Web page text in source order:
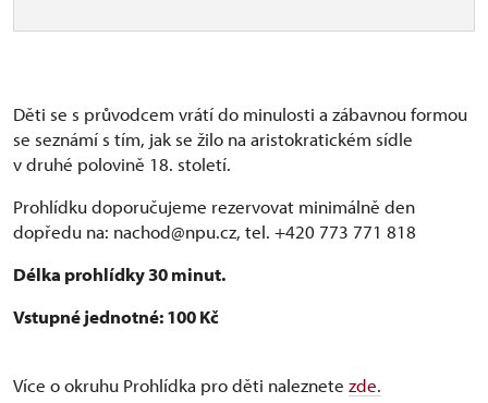
Děti se s průvodcem vrátí do minulosti a zábavnou formou
se seznámí s tím, jak se žilo na aristokratickém sídle
v druhé polovině 18. století.
Prohlídku doporučujeme rezervovat minimálně den
dopředu na: nachod@npu.cz, tel. +420 773 771 818
Délka prohlídky 30 minut.
Vstupné jednotné: 100 Kč
Více o okruhu Prohlídka pro děti naleznete zde.